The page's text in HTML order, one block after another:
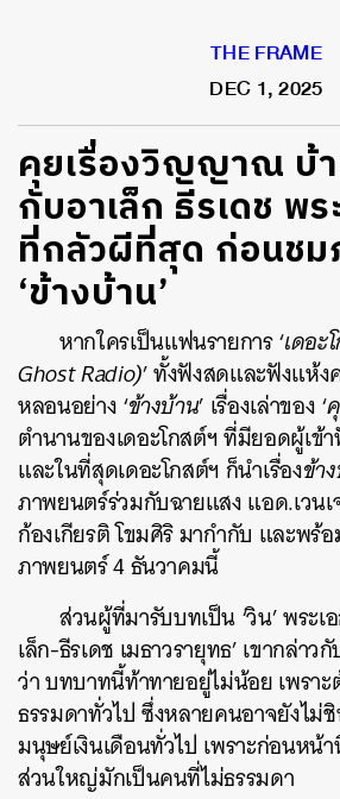
THE FRAME
DEC 1, 2025
คุยเรื่องวิญญาณ บ้า
กับอาเล็ก ธีรเดช พ
ที่กลัวผีที่สุด ก่อนช
‘ข้างบ้าน’
หากใครเป็นแฟนรายการ ‘เดอะ
Ghost Radio)’ ทั้งฟังสดและฟังแห้ง
หลอนอย่าง ‘ข้างบ้าน’ เรื่องเล่าของ ‘
ตำนานของเดอะโกสต์ฯ ที่มียอดผู้เข้
และในที่สุดเดอะโกสต์ฯ ก็นำเรื่องข้า
ภาพยนตร์ร่วมกับฉายแสง แอด.เวนเ
ก้องเกียรติ โขมศิริ มากำกับ และพร้อ
ภาพยนตร์ 4 ธันวาคมนี้
ส่วนผู้ที่มารับบทเป็น ‘วิน’ พระเ
เล็ก-ธีรเดช เมธาวรายุทธ’ เขากล่า
ว่า บทบาทนี้ท้าทายอยู่ไม่น้อย เพราะ
ธรรมดาทั่วไป ซึ่งหลายคนอาจยังไม่
มนุษย์เงินเดือนทั่วไป เพราะก่อนหน้
ส่วนใหญ่มักเป็นคนที่ไม่ธรรมดา